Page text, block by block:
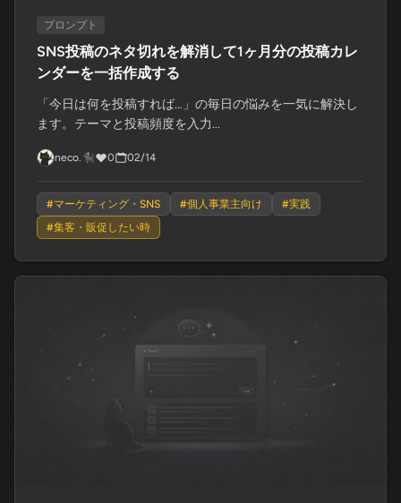
プロンプト
SNS投稿のネタ切れを解消して1ヶ月分の投稿カレ
ンダーを一括作成する
「今日は何を投稿すれば…」の毎日の悩みを一気に解決し
ます。テーマと投稿頻度を入力...
neco.🐈‍⬛ 0 02/14
#マーケティング・SNS #個人事業主向け #実践
#集客・販促したい時